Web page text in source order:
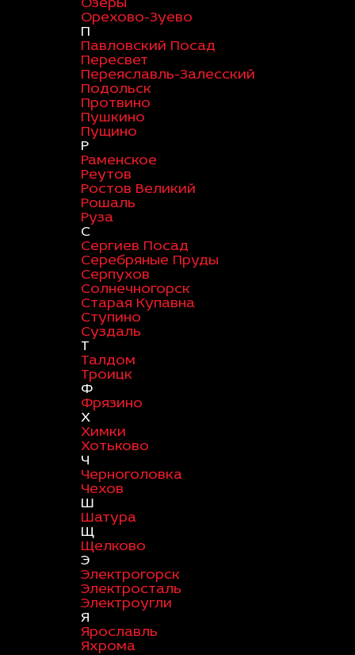
Озеры
Орехово-Зуево
П
Павловский Посад
Пересвет
Переяславль-Залесский
Подольск
Протвино
Пушкино
Пущино
Р
Раменское
Реутов
Ростов Великий
Рошаль
Руза
С
Сергиев Посад
Серебряные Пруды
Серпухов
Солнечногорск
Старая Купавна
Ступино
Суздаль
Т
Талдом
Троицк
Ф
Фрязино
Х
Химки
Хотьково
Ч
Черноголовка
Чехов
Ш
Шатура
Щ
Щелково
Э
Электрогорск
Электросталь
Электроугли
Я
Ярославль
Яхрома